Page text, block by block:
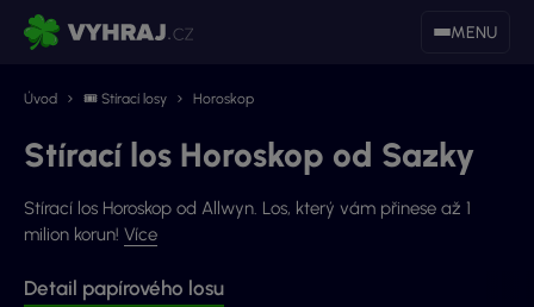
MENU
Úvod 🎟 Stírací losy Horoskop
Stírací los Horoskop od Sazky
Stírací los Horoskop od Allwyn. Los, který vám přinese až 1
milion korun! Více
Detail papírového losu